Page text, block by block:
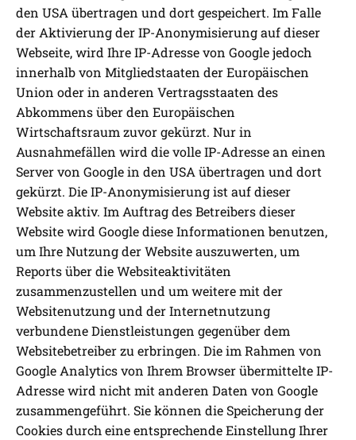
den USA übertragen und dort gespeichert. Im Falle
der Aktivierung der IP-Anonymisierung auf dieser
Webseite, wird Ihre IP-Adresse von Google jedoch
innerhalb von Mitgliedstaaten der Europäischen
Union oder in anderen Vertragsstaaten des
Abkommens über den Europäischen
Wirtschaftsraum zuvor gekürzt. Nur in
Ausnahmefällen wird die volle IP-Adresse an einen
Server von Google in den USA übertragen und dort
gekürzt. Die IP-Anonymisierung ist auf dieser
Website aktiv. Im Auftrag des Betreibers dieser
Website wird Google diese Informationen benutzen,
um Ihre Nutzung der Website auszuwerten, um
Reports über die Websiteaktivitäten
zusammenzustellen und um weitere mit der
Websitenutzung und der Internetnutzung
verbundene Dienstleistungen gegenüber dem
Websitebetreiber zu erbringen. Die im Rahmen von
Google Analytics von Ihrem Browser übermittelte IP-
Adresse wird nicht mit anderen Daten von Google
zusammengeführt. Sie können die Speicherung der
Cookies durch eine entsprechende Einstellung Ihrer